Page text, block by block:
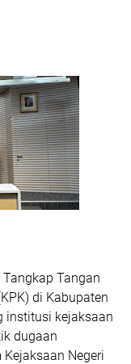
Tangkap Tangan
di Kabupaten
institusi kejaksaan
dugaan
Negeri